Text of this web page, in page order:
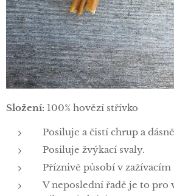
Složení: 100% hovězí střívko
Posiluje a čistí chrup a
Posiluje žvýkací svaly.
Příznivě působí v zažívacím
V neposlední řadě je to pro